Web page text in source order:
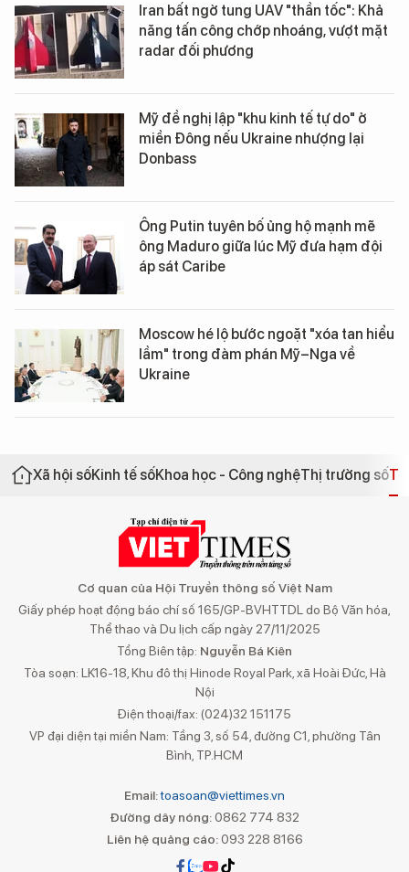
Iran bất ngờ tung UAV "thần tốc": Khả
năng tấn công chớp nhoáng, vượt mặt
radar đối phương
Mỹ đề nghị lập "khu kinh tế tự do" ở
miền Đông nếu Ukraine nhượng lại
Donbass
Ông Putin tuyên bố ủng hộ mạnh mẽ
ông Maduro giữa lúc Mỹ đưa hạm đội
áp sát Caribe
Moscow hé lộ bước ngoặt "xóa tan hiểu
lầm" trong đàm phán Mỹ–Nga về
Ukraine
Xã hội sốKinh tế sốKhoa học - Công nghệThị trường số
Cơ quan của Hội Truyền thông số Việt Nam
Giấy phép hoạt động báo chí số 165/GP-BVHTTDL do Bộ Văn hóa,
Thể thao và Du lịch cấp ngày 27/11/2025
Tổng Biên tập: Nguyễn Bá Kiên
Tòa soạn: LK16-18, Khu đô thị Hinode Royal Park, xã Hoài Đức, Hà
Nội
Điện thoại/fax: (024)32 151175
VP đại diện tại miền Nam: Tầng 3, số 54, đường C1, phường Tân
Bình, TP.HCM
Email:toasoan@viettimes.vn
Đường dây nóng: 0862 774 832
Liên hệ quảng cáo:093 228 8166